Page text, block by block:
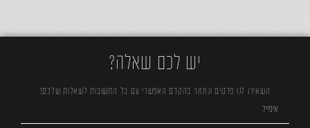
יש לכם שאלה?
השאירו לנו פרטים ונחזור בהקדם האפשרי עם כל התשובות לשאלות שלכם!